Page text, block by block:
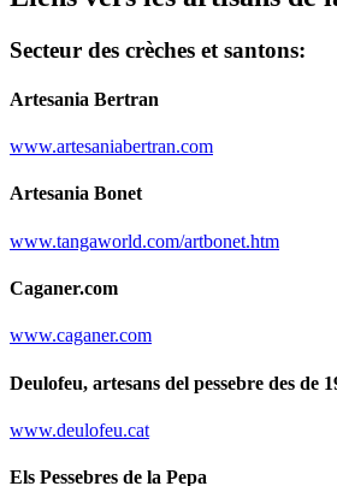
Secteur des crèches et santons:
Artesania Bertran
www.artesaniabertran.com
Artesania Bonet
www.tangaworld.com/artbonet.htm
Caganer.com
www.caganer.com
Deulofeu, artesans del pessebre des de
www.deulofeu.cat
Els Pessebres de la Pepa